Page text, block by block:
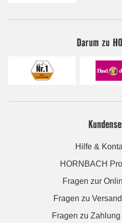
Darum zu
Hilfe &
HORNBACH
Fragen zur
Fragen zu
Fragen zu